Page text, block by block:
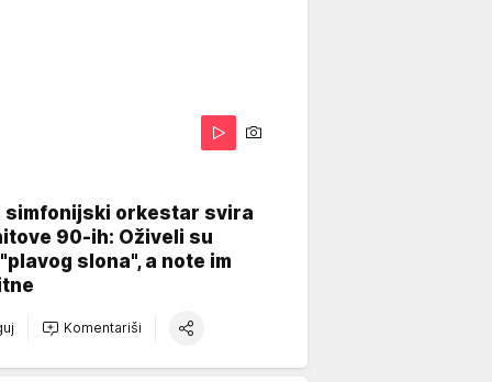
simfonijski orkestar svira
90-ih: Oživeli su
slona", a note im
Komentariši